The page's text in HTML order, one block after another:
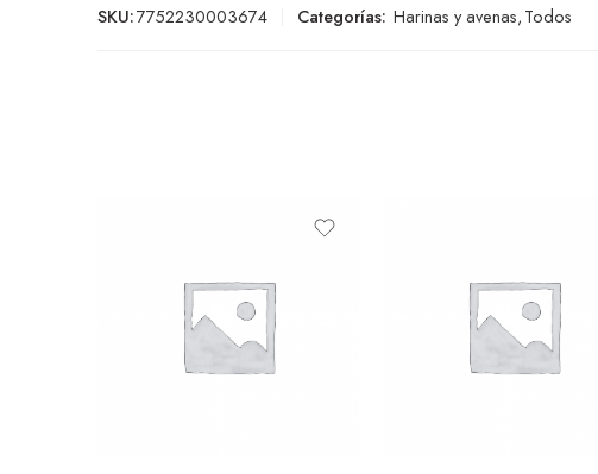
SKU:7752230003674 Categorías: Harinas y avenas,Todos